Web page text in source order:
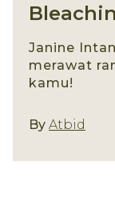
Janine
merawat
kamu!
By Atbid